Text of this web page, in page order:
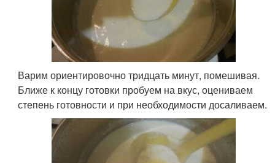
Варим ориентировочно тридцать минут, помешивая.
Ближе к концу готовки пробуем на вкус, оцениваем
степень готовности и при необходимости досаливаем.